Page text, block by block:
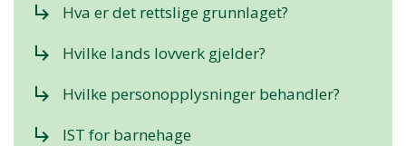
subdirectory_arrow_right Hva er det rettslige grunnlaget?
subdirectory_arrow_right Hvilke lands lovverk gjelder?
subdirectory_arrow_right Hvilke personopplysninger behandler?
subdirectory_arrow_right
IST for barnehage